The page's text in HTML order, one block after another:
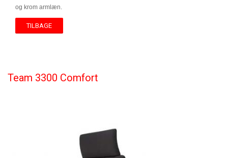
og krom armlæn.
TILBAGE
Team 3300 Comfort